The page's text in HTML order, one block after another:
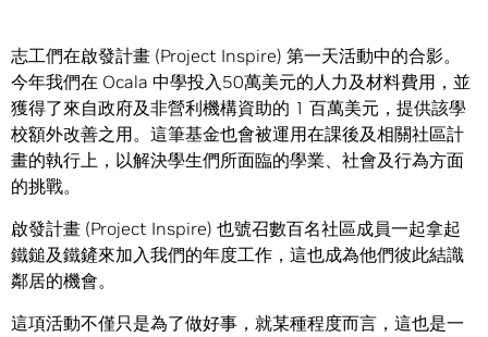
志工們在啟發計畫 (Project Inspire) 第一天活動中的合影。
今年我們在 Ocala 中學投入50萬美元的人力及材料費用，並
獲得了來自政府及非營利機構資助的 1 百萬美元，提供該學
校額外改善之用。這筆基金也會被運用在課後及相關社區計
畫的執行上，以解決學生們所面臨的學業、社會及行為方面
的挑戰。
啟發計畫 (Project Inspire) 也號召數百名社區成員一起拿起
鐵鎚及鐵鏟來加入我們的年度工作，這也成為他們彼此結識
鄰居的機會。
這項活動不僅只是為了做好事，就某種程度而言，這也是一